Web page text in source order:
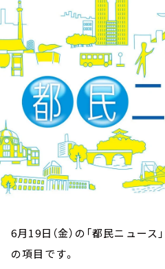
イベント・グッズ
YouTube
会社情報
6月19日（金）の「都民ニュー
の項目です。